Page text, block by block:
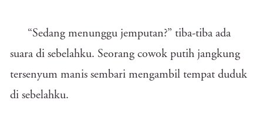
“Sedang menunggu jemputan?” tiba-tiba ada
suara di sebelahku. Seorang cowok putih jangkung
tersenyum manis sembari mengambil tempat duduk
di sebelahku.